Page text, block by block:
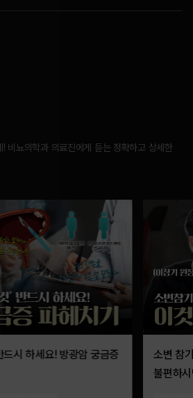
비뇨의학과 의료진에게 듣는 정확하고 상세한
시 하세요! 방광암 궁금증
소변 참
불편하